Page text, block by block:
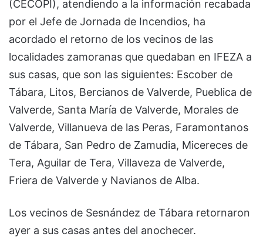
(CECOPI), atendiendo a la información recabada
por el Jefe de Jornada de Incendios, ha
acordado el retorno de los vecinos de las
localidades zamoranas que quedaban en IFEZA a
sus casas, que son las siguientes: Escober de
Tábara, Litos, Bercianos de Valverde, Pueblica de
Valverde, Santa María de Valverde, Morales de
Valverde, Villanueva de las Peras, Faramontanos
de Tábara, San Pedro de Zamudia, Micereces de
Tera, Aguilar de Tera, Villaveza de Valverde,
Friera de Valverde y Navianos de Alba.
Los vecinos de Sesnández de Tábara retornaron
ayer a sus casas antes del anochecer.